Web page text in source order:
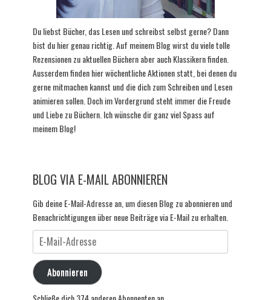
Du liebst Bücher, das Lesen und schreibst selbst gerne? Dann
bist du hier genau richtig. Auf meinem Blog wirst du viele tolle
Rezensionen zu aktuellen Büchern aber auch Klassikern finden.
Ausserdem finden hier wöchentliche Aktionen statt, bei denen du
gerne mitmachen kannst und die dich zum Schreiben und Lesen
animieren sollen. Doch im Vordergrund steht immer die Freude
und Liebe zu Büchern. Ich wünsche dir ganz viel Spass auf
meinem Blog!
BLOG VIA E-MAIL ABONNIEREN
Gib deine E-Mail-Adresse an, um diesen Blog zu abonnieren und
Benachrichtigungen über neue Beiträge via E-Mail zu erhalten.
Mail-
Adresse
Abonnieren